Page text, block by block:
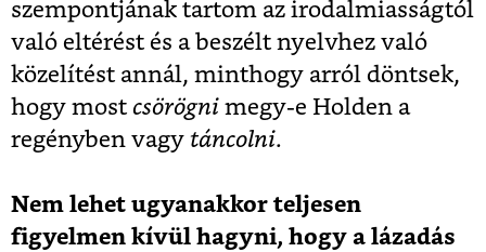
szempontjának tartom az irodalmiasságtól
való eltérést és a beszélt nyelvhez való
közelítést annál, minthogy arról döntsek,
hogy most csörögni megy-e Holden a
regényben vagy táncolni.
Nem lehet ugyanakkor teljesen
figyelmen kívül hagyni, hogy a lázadás